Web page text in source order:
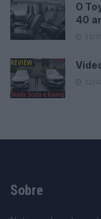
O
40
Sobre